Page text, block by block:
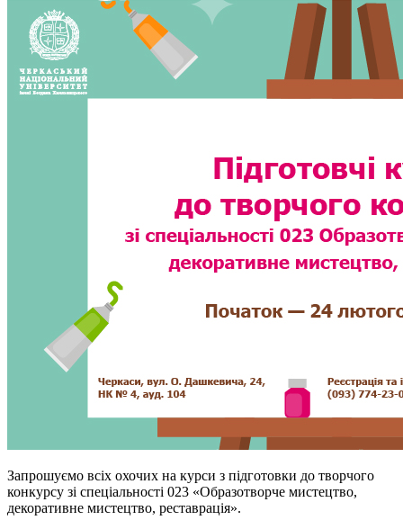
Запрошуємо всіх охочих на курси з підготовки до творчого
конкурсу зі спеціальності 023 «Образотворче мистецтво,
декоративне мистецтво, реставрація».